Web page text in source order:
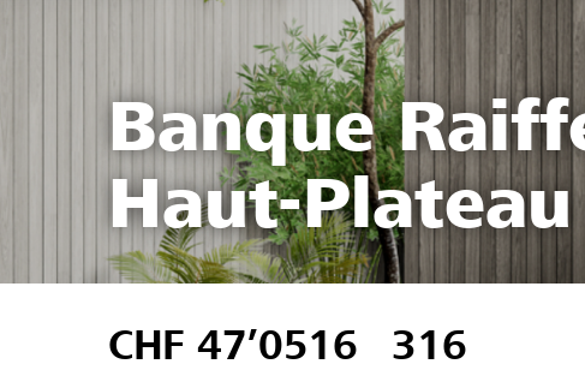
Banque
Haut-Plateau
CHF 47’0516 316